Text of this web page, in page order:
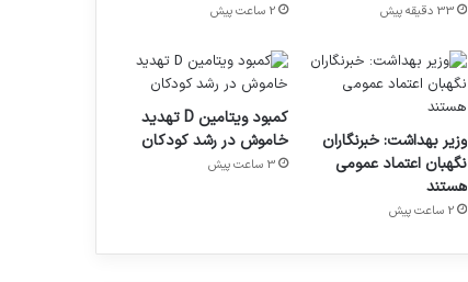
33 دقیقه پیش 2 ساعت پیش
وزیر بهداشت: خبرنگاران
نگهبان اعتماد عمومی
هستند
2 ساعت پیش
کمبود ویتامین D تهدید
خاموش در رشد کودکان
3 ساعت پیش